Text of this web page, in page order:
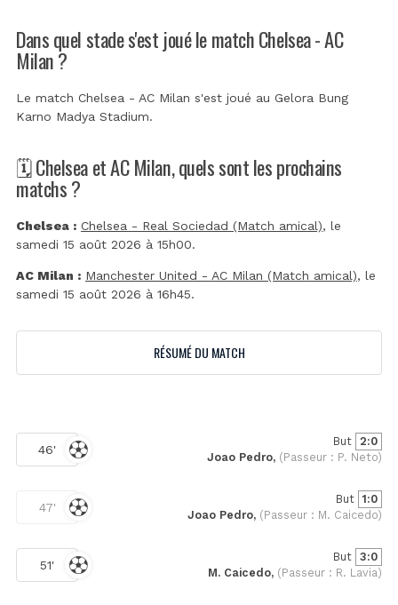
Dans quel stade s'est joué le match Chelsea - AC
Milan ?
Le match Chelsea - AC Milan s'est joué au Gelora Bung
Karno Madya Stadium.
🗓️ Chelsea et AC Milan, quels sont les prochains
matchs ?
Chelsea : Chelsea - Real Sociedad (Match amical), le
samedi 15 août 2026 à 15h00.
AC Milan : Manchester United - AC Milan (Match amical), le
samedi 15 août 2026 à 16h45.
RÉSUMÉ DU MATCH
46'
But 2:0
Joao Pedro, (Passeur : P. Neto)
47'
But 1:0
Joao Pedro, (Passeur : M. Caicedo)
51'
But 3:0
M. Caicedo, (Passeur : R. Lavia)